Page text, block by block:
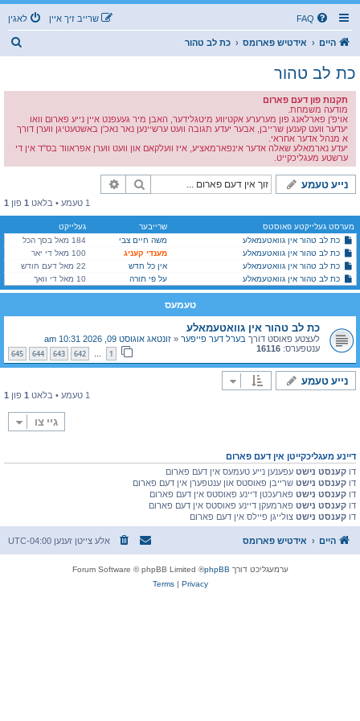
FAQ לאגין שרייב זיך איין
היים אידטיש פארומס כת לב טהור
כת לב טהור
תקנות פון דעם פארום
מודעה משמחת.
אויפ'ן פארלאנג פון מערערע אקטיווע מיטגלידער, האבן מיר געעפנט איין נייע פארום וואו
יעדער וועט קענען שרייבן, אבער יעדע תגובה וועט ערשיינען נאר נאכ'ן באשטעטיגן ווערן דורך
א מנהל אדער אחראי.
יעדע נארמאלע שאלה אדער אינפארמאציע, איז וועלקאם און וועט ווערן אפראווד בס"ד אין די
ערשטע מעגליכקייט.
נייע טעמע זוך
1 טעמע • בלאט 1 פון 1
מערסט געלייקטע פאוסטס שרייבער
געלייקט
כת לב טהור אין גוואטעמאלע
משה חיים צבי
184 מאל בסך הכל
כת לב טהור אין גוואטעמאלע
מענדי קעניג
100 מאל די יאר
כת לב טהור אין גוואטעמאלע
אין כל חדש
22 מאל דעם חודש
כת לב טהור אין גוואטעמאלע
על פי תורה 10 מאל די וואך
טעמעס
כת לב טהור אין גוואטעמאלע
לעצטע פאוסט דורך בערל דער פייפער « זונטאג אוגוסט 09, 2026 10:31 am
ענטפערס: 16116
1
…
642
643
644
645
נייע טעמע
1 טעמע • בלאט 1 פון 1
גיי צו
דיינע מעגליכקייטן אין דעם פארום
דו קענסט נישט עפענען נייע טעמעס אין דעם פארום
דו קענסט נישט שרייבן פאוסטס און ענטפערן אין דעם פארום
דו קענסט נישט פארעכטן דיינע פאוסטס אין דעם פארום
דו קענסט נישט פארמעקן דיינע פאוסטס אין דעם פארום
דו קענסט נישט צולייגן פיילס אין דעם פארום
היים אידטיש פארומס אלע צייטן זענען UTC-04:00
ערמעגליכט דורך phpBB
® Forum Software © phpBB Limited
Privacy
|
Terms